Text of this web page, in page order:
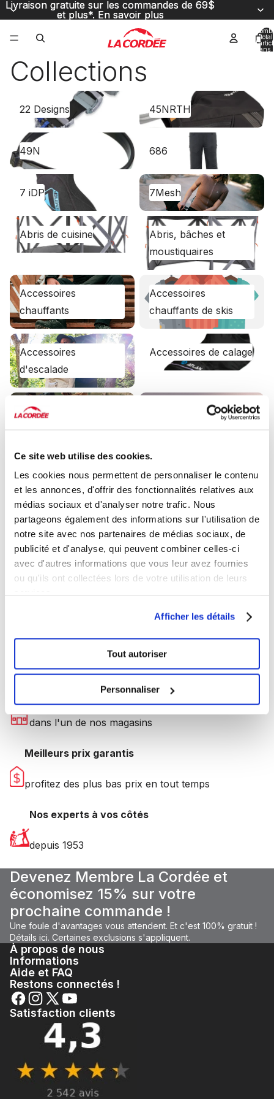
Ce site web utilise des cookies.
Les cookies nous permettent de personnaliser le contenu
et les annonces, d'offrir des fonctionnalités relatives aux
médias sociaux et d'analyser notre trafic. Nous
partageons également des informations sur l'utilisation de
notre site avec nos partenaires de médias sociaux, de
publicité et d'analyse, qui peuvent combiner celles-ci
avec d'autres informations que vous leur avez fournies
ou qu'ils ont collectées lors de votre utilisation de leurs
Afficher les détails
Tout autoriser
Personnaliser
Livraison gratuite sur les commandes de 69$
et plus*. En savoir plus
Livraison gratuite sur les commandes de 69$
et plus*. En savoir plus
total
dans
Collections
22 Designs
45NRTH
49N
49N
686
7 iDP
7Mesh
7Mesh
Abris de cuisine
Abris de cuisine
Abris, bâches et
moustiquaires
Abris, bâches et
moustiquaires
Accessoires chauffants
Accessoires
chauffants
Accessoires chauffants de
skis
Accessoires
chauffants de skis
Accessoires d'escalade
Accessoires
d'escalade
Accessoires de calage
Accessoires de calage
Accessoires de
Accessoires de course
Accessoires de
Accessoires de sacs à dos
Accessoires de sacs à
dos
Accessoires de ski
Accessoires de ski
Accessoires de ski alpin
Accessoires de ski
alpin
Accessoires de ski de fond
Accessoires de ski de
fond
Accessoires de voyage
Accessoires de vélo
sur les commandes de 69$ et plus
Cueillette gratuite
dans l'un de nos magasins
Meilleurs prix garantis
profitez des plus bas prix en tout temps
Nos experts à vos côtés
depuis 1953
Devenez Membre La Cordée et
économisez 15% sur votre
prochaine commande !
Une foule d'avantages vous attendent. Et c'est 100% gratuit !
Détails ici. Certaines exclusions s'appliquent.
À propos de nous
Informations
Aide et FAQ
Restons connectés !
Satisfaction clients